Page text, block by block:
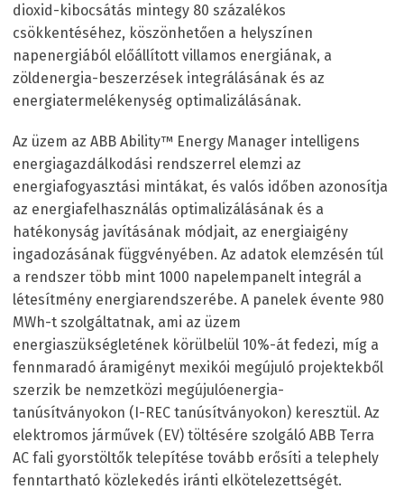
dioxid-kibocsátás mintegy 80 százalékos
csökkentéséhez, köszönhetően a helyszínen
napenergiából előállított villamos energiának, a
zöldenergia-beszerzések integrálásának és az
energiatermelékenység optimalizálásának.
Az üzem az ABB Ability™ Energy Manager intelligens
energiagazdálkodási rendszerrel elemzi az
energiafogyasztási mintákat, és valós időben azonosítja
az energiafelhasználás optimalizálásának és a
hatékonyság javításának módjait, az energiaigény
ingadozásának függvényében. Az adatok elemzésén túl
a rendszer több mint 1000 napelempanelt integrál a
létesítmény energiarendszerébe. A panelek évente 980
MWh-t szolgáltatnak, ami az üzem
energiaszükségletének körülbelül 10%-át fedezi, míg a
fennmaradó áramigényt mexikói megújuló projektekből
szerzik be nemzetközi megújulóenergia-
tanúsítványokon (I-REC tanúsítványokon) keresztül. Az
elektromos járművek (EV) töltésére szolgáló ABB Terra
AC fali gyorstöltők telepítése tovább erősíti a telephely
fenntartható közlekedés iránti elkötelezettségét.